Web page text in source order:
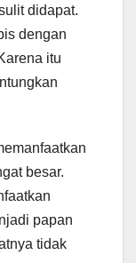
didapat.
dengan
itu
besar.
papan
tidak